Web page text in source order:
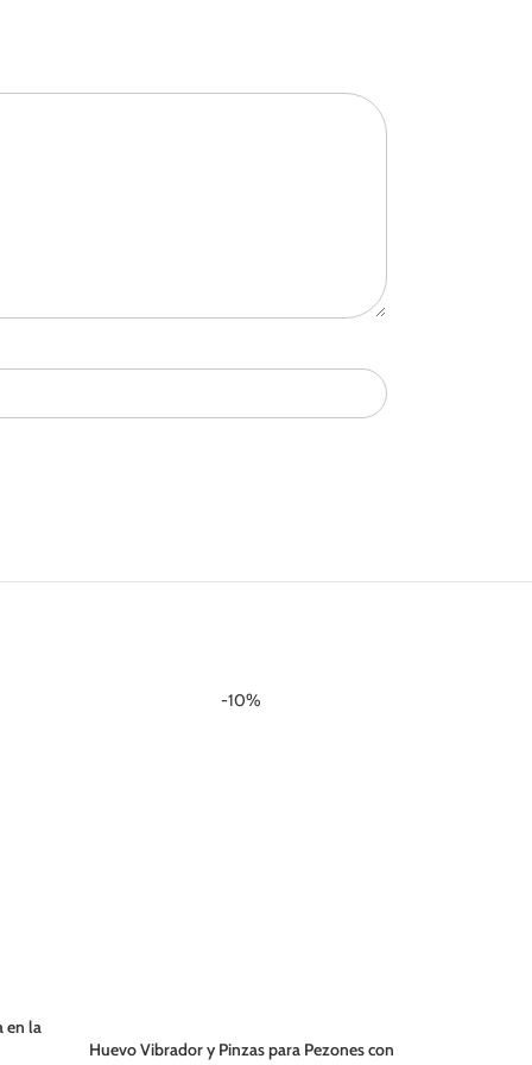
en la
-10%
Huevo Vibrador y Pinzas para Pezones con